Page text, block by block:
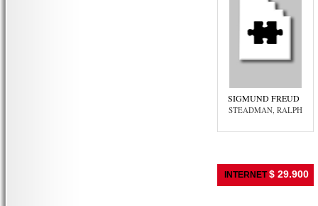
SIGMUND FREUD
STEADMAN, RALPH
INTERNET $ 29.900